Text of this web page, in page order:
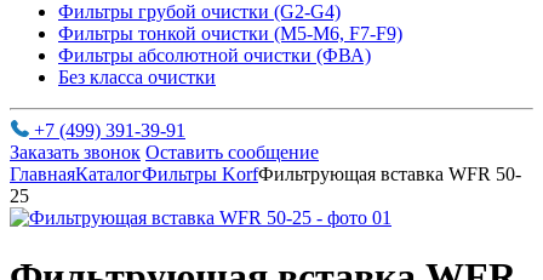
Фильтры грубой очистки (G2-G4)
Фильтры тонкой очистки (М5-М6, F7-F9)
Фильтры абсолютной очистки (ФВА)
Без класса очистки
+7 (499) 391-39-91
Заказать звонок Оставить сообщение
ГлавнаяКаталогФильтры KorfФильтрующая вставка WFR 50-
25